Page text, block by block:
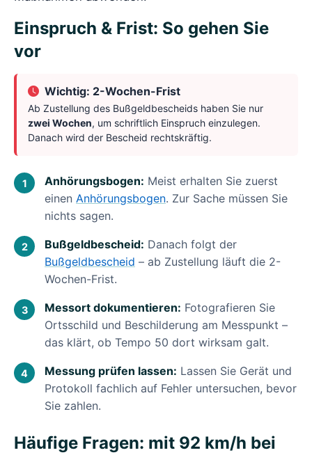
Einspruch & Frist: So gehen Sie
vor
Wichtig: 2-Wochen-Frist
Ab Zustellung des Bußgeldbescheids haben Sie nur
zwei Wochen, um schriftlich Einspruch einzulegen.
Danach wird der Bescheid rechtskräftig.
Anhörungsbogen: Meist erhalten Sie zuerst
einen Anhörungsbogen. Zur Sache müssen Sie
nichts sagen.
Bußgeldbescheid: Danach folgt der
Bußgeldbescheid – ab Zustellung läuft die 2-
Wochen-Frist.
Messort dokumentieren: Fotografieren Sie
Ortsschild und Beschilderung am Messpunkt –
das klärt, ob Tempo 50 dort wirksam galt.
Messung prüfen lassen: Lassen Sie Gerät und
Protokoll fachlich auf Fehler untersuchen, bevor
Sie zahlen.
Häufige Fragen: mit 92 km/h bei